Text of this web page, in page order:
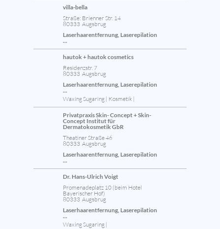
villa-bella
Straße: Brienner Str. 14
80333 Augsbrug
Laserhaarentfernung, Laserepilation
...
hautok + hautok cosmetics
Residenzstr. 7
80333 Augsbrug
Laserhaarentfernung, Laserepilation
...
Waxing Sugaring | Kosmetik |
Privatpraxis Skin- Concept + Skin-
Concept Institut für
Dermatokosmetik GbR
Theatiner Straße 46
80333 Augsbrug
Laserhaarentfernung, Laserepilation
...
Dr. Hans-Ulrich Voigt
Promenadeplatz 10 (beim Hotel
Bayerischer Hof)
80333 Augsbrug
Laserhaarentfernung, Laserepilation
...
Waxing Sugaring |